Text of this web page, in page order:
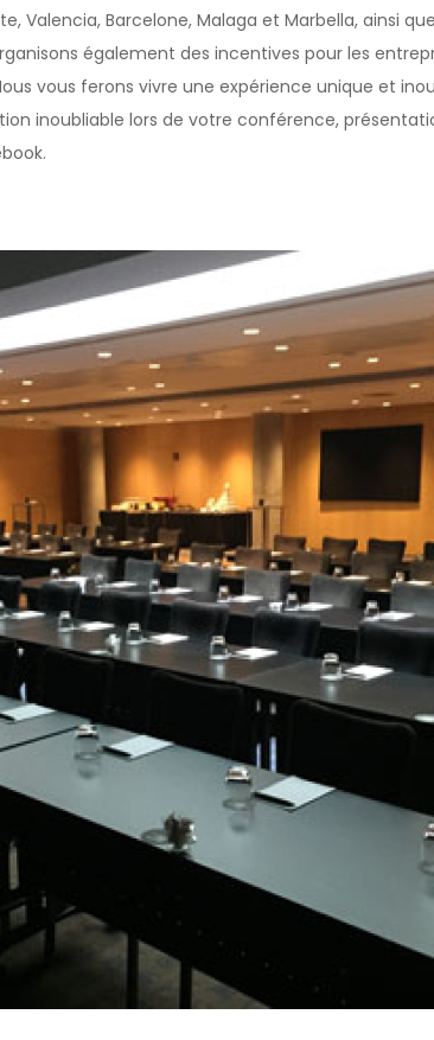
Valencia, Barcelone, Malaga et Marbella, ainsi
également des incentives pour les
vous ferons vivre une expérience unique et
inoubliable lors de votre conférence,